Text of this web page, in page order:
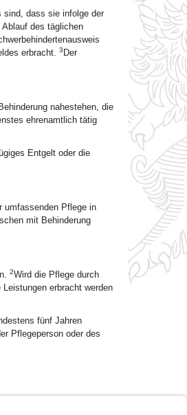
sind, dass sie infolge der
Ablauf des täglichen
erbracht. 3 Der
nahestehen, die
ehrenamtlich tätig
Entgelt oder die
umfassenden Pflege in
mit Behinderung
2Wird die Pflege durch
erbracht werden
fünf Jahren
Pflegeperson oder des